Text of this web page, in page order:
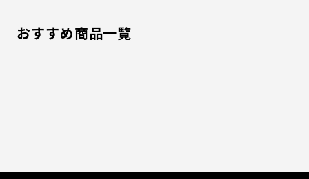
おすすめ商品一覧